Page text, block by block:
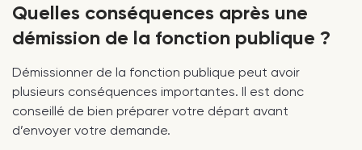
Quelles conséquences après une
démission de la fonction publique ?
Démissionner de la fonction publique peut avoir
plusieurs conséquences importantes. Il est donc
conseillé de bien préparer votre départ avant
d’envoyer votre demande.